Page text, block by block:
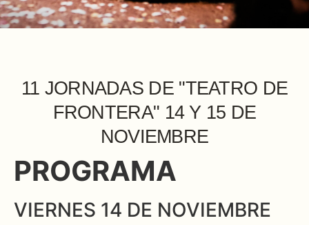
11 JORNADAS DE "TEATRO DE
FRONTERA" 14 Y 15 DE
NOVIEMBRE
PROGRAMA
VIERNES 14 DE NOVIEMBRE